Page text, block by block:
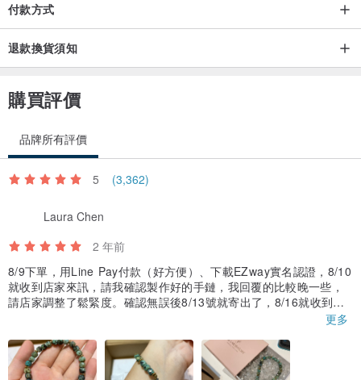
付款方式
退款換貨須知
購買評價
品牌所有評價
5 (3,362)
Laura Chen
2 年前
8/9下單，用Line Pay付款（好方便）、下載EZway實名認證，8/10
就收到店家來訊，請我確認製作好的手鏈，我回覆的比較晚一些，
請店家調整了鬆緊度。確認無誤後8/13號就寄出了，8/16就收到
用Pinkoi App還可以追蹤貨運運送進度，一路從四川送到深圳，再
飛來台灣，第一次訂購這麼遠的產品，感覺好神奇。
更多